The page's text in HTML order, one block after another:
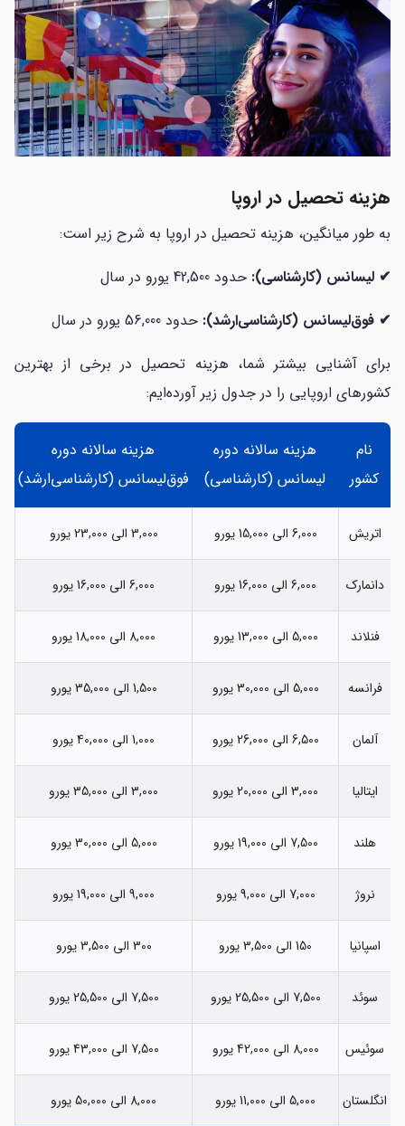
هزینه تحصیل در اروپا
به طور میانگین، هزینه تحصیل در اروپا به شرح زیر است:
✔ لیسانس (کارشناسی): حدود 42,500 یورو در سال
✔ فوق‌لیسانس (کارشناسی‌ارشد): حدود 56,000 یورو در سال
برای آشنایی بیشتر شما، هزینه تحصیل در برخی از بهترین
کشورهای اروپایی را در جدول زیر آورده‌ایم:
نام
کشور
هزینه سالانه دوره
لیسانس (کارشناسی)
هزینه سالانه دوره
فوق‌لیسانس (کارشناسی‌ارشد)
اتریش 6,000 الی 15,000 یورو 3,000 الی 23,000 یورو
دانمارک 6,000 الی 16,000 یورو 6,000 الی 16,000 یورو
فنلاند 5,000 الی 13,000 یورو 8,000 الی 18,000 یورو
فرانسه 5,000 الی 30,000 یورو 1,500 الی 35,000 یورو
آلمان 6,500 الی 26,000 یورو 1,000 الی 40,000 یورو
ایتالیا 3,000 الی 20,000 یورو 3,000 الی 35,000 یورو
هلند 7,500 الی 19,000 یورو 5,000 الی 30,000 یورو
نروژ 7,000 الی 9,000 یورو 9,000 الی 19,000 یورو
اسپانیا 150 الی 3,500 یورو 300 الی 3,500 یورو
سوئد 7,500 الی 25,500 یورو 7,500 الی 25,500 یورو
سوئیس 8,000 الی 42,000 یورو 7,500 الی 43,000 یورو
انگلستان 5,000 الی 11,000 یورو 8,000 الی 50,000 یورو